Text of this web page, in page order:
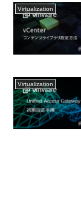
Virtualization
Virtualization